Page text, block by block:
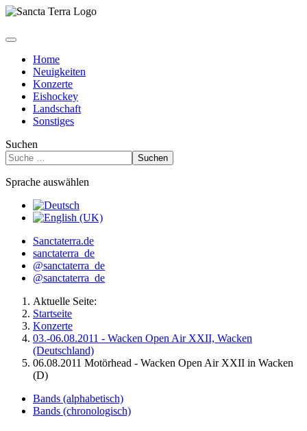
Home
Neuigkeiten
Konzerte
Eishockey
Landschaft
Sonstiges
Suchen
Suchen
Sprache auswählen
Sanctaterra.de
sanctaterra_de
@sanctaterra_de
@sanctaterra_de
Aktuelle Seite:
Startseite
Konzerte
03.-06.08.2011 - Wacken Open Air XXII, Wacken
(Deutschland)
06.08.2011 Motörhead - Wacken Open Air XXII in Wacken
(D)
Bands (alphabetisch)
Bands (chronologisch)